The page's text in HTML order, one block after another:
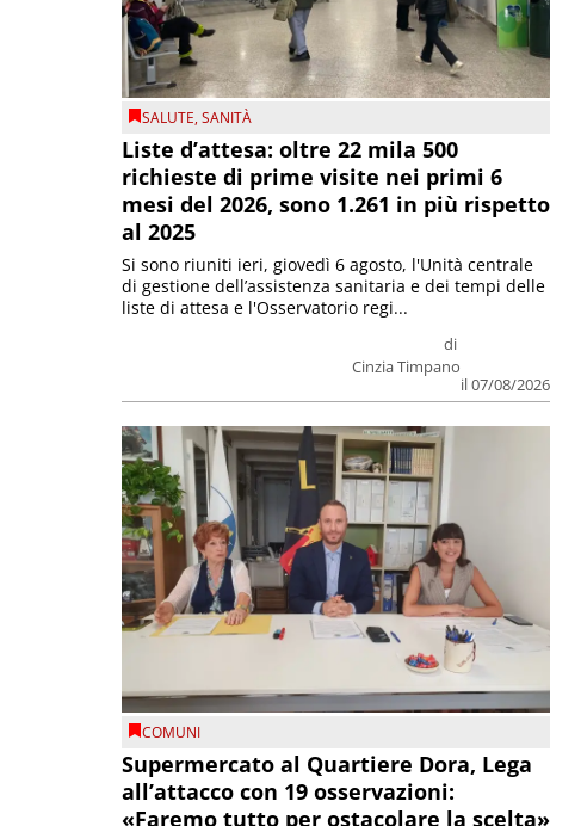
SALUTE,SANITÀ
Liste d’attesa: oltre 22 mila 500
richieste di prime visite nei primi 6
mesi del 2026, sono 1.261 in più rispetto
al 2025
di
Cinzia Timpano
il 07/08/2026
Si sono riuniti ieri, giovedì 6 agosto, l'Unità centrale
di gestione dell’assistenza sanitaria e dei tempi delle
liste di attesa e l'Osservatorio regi...
COMUNI
Supermercato al Quartiere Dora, Lega
all’attacco con 19 osservazioni:
«Faremo tutto per ostacolare la scelta»